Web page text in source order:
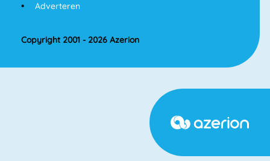
Adverteren
Copyright 2001 - 2026 Azerion